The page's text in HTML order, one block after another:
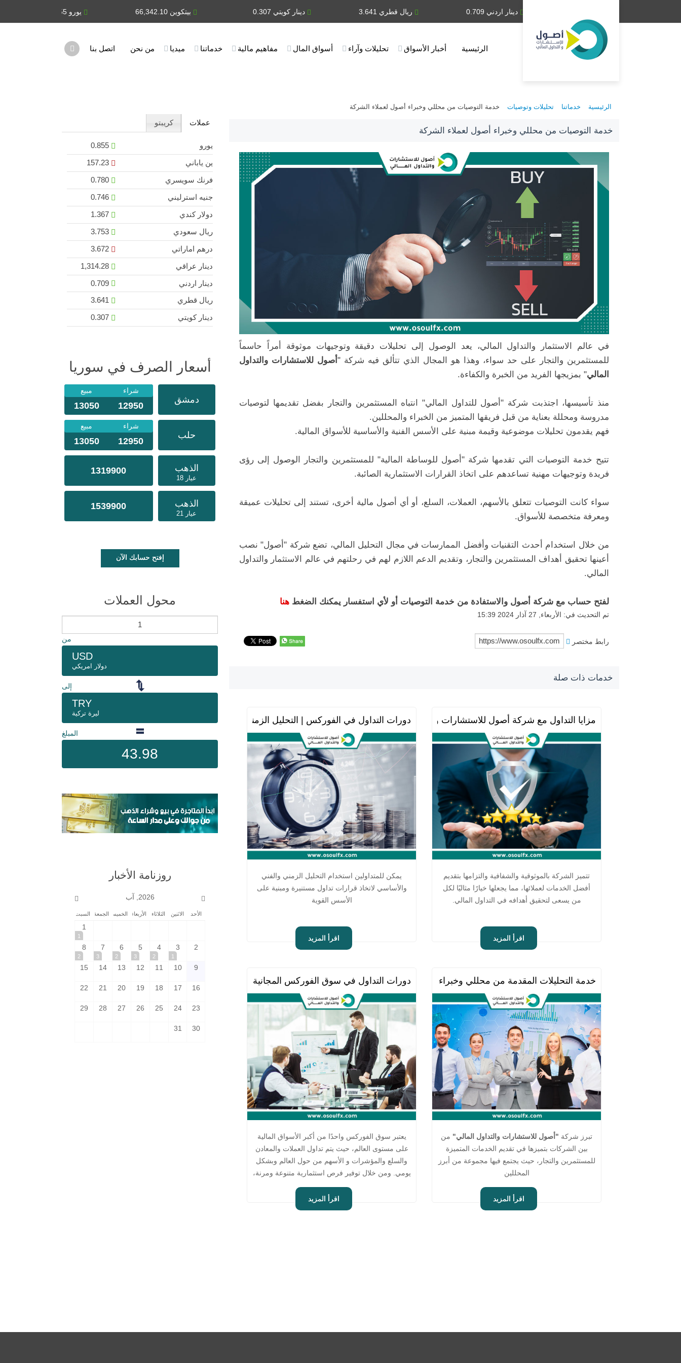
بيتكوين 66,342.10 دينار اردني 0.709 ريال قطري 3.641 دينار كويتي 0.307
الرئيسية أخبار الأسواق تحليلات وآراء أسواق المال مفاهيم مالية خدماتنا ميديا من نحن اتصل بنا
الرئيسية خدماتنا تحليلات وتوصيات خدمة التوصيات من محللي وخبراء أصول لعملاء الشركة
خدمة التوصيات من محللي وخبراء أصول لعملاء الشركة
في عالم الاستثمار والتداول المالي، يعد الوصول إلى تحليلات دقيقة وتوجيهات موثوقة أمراً حاسماً
للمستثمرين والتجار على حد سواء، وهذا هو المجال الذي تتألق فيه شركة " أصول للاستشارات والتداول
المالي" بمزيجها الفريد من الخبرة والكفاءة.
منذ تأسيسها، اجتذبت شركة "أصول للتداول المالي" انتباه المستثمرين والتجار بفضل تقديمها لتوصيات
مدروسة ومحللة بعناية من قبل فريقها المتميز من الخبراء والمحللين.
فهم يقدمون تحليلات موضوعية وقيمة مبنية على الأسس الفنية والأساسية للأسواق المالية.
تتيح خدمة التوصيات التي تقدمها شركة "أصول للوساطة المالية" للمستثمرين والتجار الوصول إلى رؤى
فريدة وتوجيهات مهنية تساعدهم على اتخاذ القرارات الاستثمارية الصائبة.
سواء كانت التوصيات تتعلق بالأسهم، العملات، السلع، أو أي أصول مالية أخرى، تستند إلى تحليلات عميقة
ومعرفة متخصصة للأسواق.
من خلال استخدام أحدث التقنيات وأفضل الممارسات في مجال التحليل المالي، تضع شركة "أصول" نصب
أعينها تحقيق أهداف المستثمرين والتجار، وتقديم الدعم اللازم لهم في رحلتهم في عالم الاستثمار والتداول
المالي.
لفتح حساب مع شركة أصول والاستفادة من خدمة التوصيات أو لأي استفسار يمكنك الضغط هنا
تم التحديث في: الأربعاء, 27 آذار 2024 15:39
رابط مختصر
خدمات ذات صلة
مزايا التداول مع شركة أصول للاستشارات والتداول المالي
تتميز الشركة بالموثوقية والشفافية والتزامها بتقديم
أفضل الخدمات لعملائها، مما يجعلها خيارًا مثاليًا لكل
من يسعى لتحقيق أهدافه في التداول المالي.
اقرأ المزيد
دورات التداول في الفوركس | التحليل الزمني والفني والأساسي
يمكن للمتداولين استخدام التحليل الزمني والفني
والأساسي لاتخاذ قرارات تداول مستنيرة ومبنية على
الأسس القوية
اقرأ المزيد
خدمة التحليلات المقدمة من محللي وخبراء أصول
تبرز شركة "أصول للاستشارات والتداول المالي" من
بين الشركات بتميزها في تقديم الخدمات المتميزة
للمستثمرين والتجار، حيث يجتمع فيها مجموعة من أبرز
المحللين
اقرأ المزيد
دورات التداول في سوق الفوركس المجانية | المستوى الأول
يعتبر سوق الفوركس واحدًا من أكبر الأسواق المالية
على مستوى العالم، حيث يتم تداول العملات والمعادن
والسلع والمؤشرات و الأسهم من حول العالم وبشكل
يومي. ومن خلال توفير فرص استثمارية متنوعة ومرنة،
اقرأ المزيد
عملات كريبتو
يورو
ين ياباني
فرنك سويسري
جنيه استرليني
دولار كندي
ريال سعودي
درهم اماراتي
دينار عراقي
دينار اردني
ريال قطري
دينار كويتي
أسعار الصرف في سوريا
دمشق
شراء مبيع
12950
13050
حلب
شراء مبيع
12950
13050
الذهب
عيار 18
1319900
الذهب
عيار 21
1539900
إفتح حسابك الآن
محول العملات
من
USD
دولار امريكي
إلى
TRY
ليرة تركية
المبلغ
43.98
روزنامة الأخبار
2026, آب
الأحد الاثنين الثلاثاء الأربعاء الخميس الجمعة السبت
1
1
2
3
1
4
2
5
3
6
2
7
3
8
2
9
10
11
12
13
14
15
16
17
18
19
20
21
22
23
24
25
26
27
28
29
30
31